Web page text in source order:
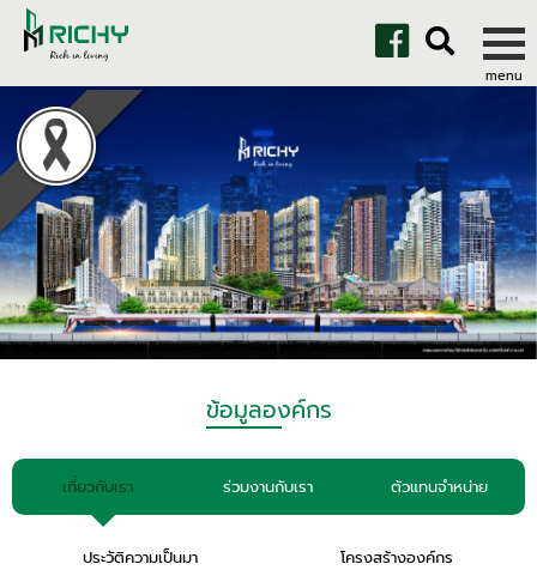
ข้อมูลองค์กร
เกี่ยวกับเรา ร่วมงานกับเรา ตัวแทนจำหน่าย
ประวัติความเป็นมา
โครงสร้างองค์กร